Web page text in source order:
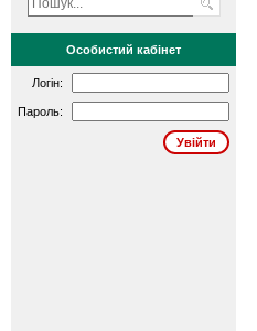
Особистий кабінет
Логін:
Пароль: